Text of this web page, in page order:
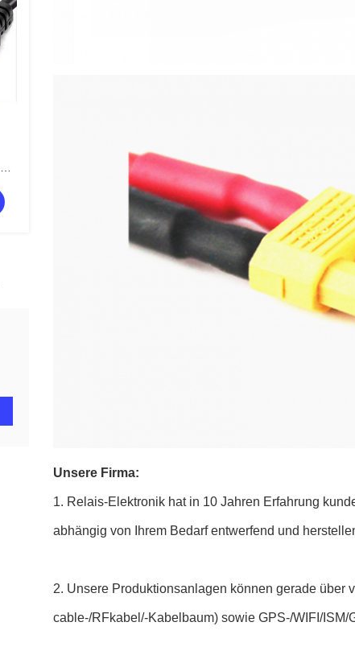
Unsere Firma:
1. Relais-Elektronik hat in 10 Jahren Erfahrung
abhängig von Ihrem Bedarf entwerfend und
2. Unsere Produktionsanlagen können gerade über
cable-/RFkabel/-Kabelbaum) sowie GPS-/WIFI/